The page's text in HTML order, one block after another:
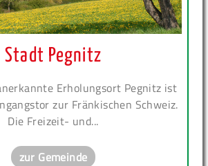
Stadt Pegnitz
Erholungsort Pegnitz ist
zur Fränkischen Schweiz.
Die Freizeit- und...
zur Gemeinde